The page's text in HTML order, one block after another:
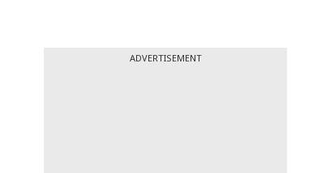
ADVERTISEMENT